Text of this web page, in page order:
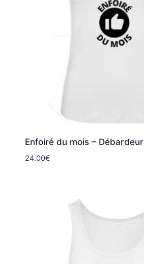
Enfoiré du mois – Débardeur
24.00€